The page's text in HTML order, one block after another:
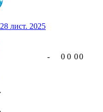
28 лист. 2025
- 0 0 00